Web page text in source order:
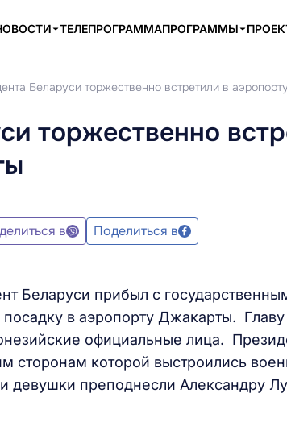
ТЕЛЕПРОГРАММАПРОГРАММЫ
Беларуси торжественно встретили в
торжественно
в Поделиться в
Беларуси прибыл с
в аэропорту Джакарты. Главу
официальные лица.
сторонам которой выстроились
девушки преподнесли Александру